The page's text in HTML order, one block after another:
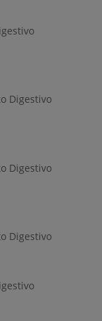
Digestivo
Digestivo
Digestivo